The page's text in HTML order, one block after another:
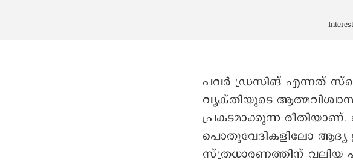
പവർ ഡ്രസിങ് എന്നത്
വ്യക്തിയുടെ
പ്രകടമാക്കുന്ന
പൊതുവേദികളിലോ ആദ്യ
സ്ത്രധാരണത്തിന് വലിയ